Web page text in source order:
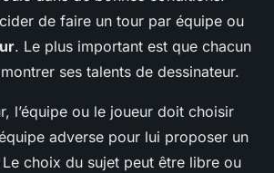
de faire un tour par équipe ou
. Le plus important est que chacun
ses talents de dessinateur.
l’équipe ou le joueur doit choisir
adverse pour lui proposer un
choix du sujet peut être libre ou